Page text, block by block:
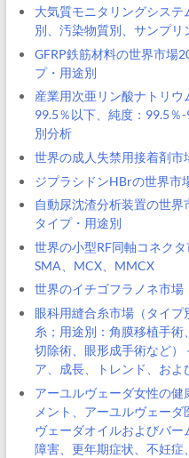
大気質モニタリングシス
別、汚染物質別、サンプ
GFRP鉄筋材料の世界市場
プ・用途別
産業用次亜リン酸ナトリ
99.5％以下、純度：99.5％
別分析
世界の成人失禁用接着剤市
ジプラシドンHBrの世界市
自動尿沈渣分析装置の世界
タイプ・用途別
世界の小型RF同軸コネク
SMA、MCX、MMCX
世界のイチゴフラノネ市場
眼科用縫合糸市場（タイ
糸；用途別：角膜移植手
切除術、眼形成手術など）
ア、成長、トレンド、お
アーユルヴェーダ女性の健
メント、アーユルヴェー
ヴェーダオイルおよびバ
障害、更年期症状、不妊症